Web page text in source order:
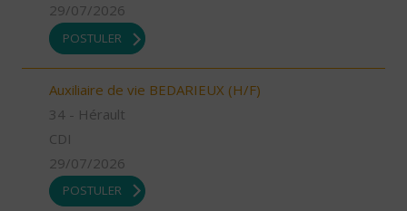
29/07/2026
POSTULER
Auxiliaire de vie BEDARIEUX (H/F)
34 - Hérault
CDI
29/07/2026
POSTULER